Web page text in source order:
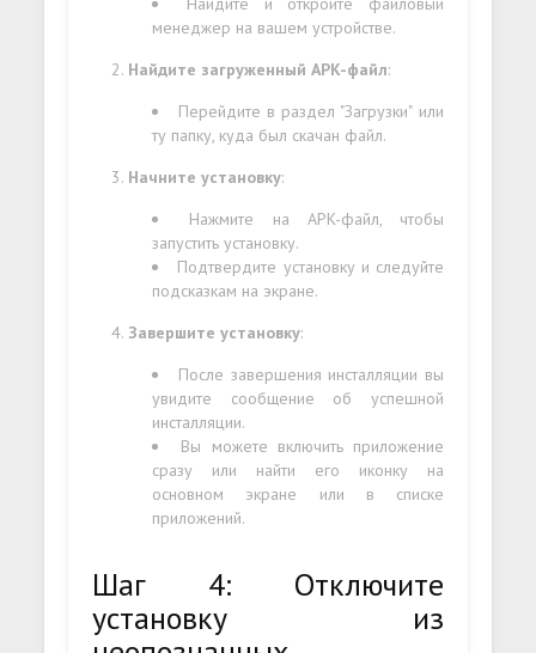
менеджер на вашем устройстве.
Найдите загруженный APK-файл:
Перейдите в раздел "Загрузки" или
ту папку, куда был скачан файл.
Начните установку:
Нажмите на APK-файл, чтобы
запустить установку.
Подтвердите установку и следуйте
подсказкам на экране.
Завершите установку:
После завершения инсталляции вы
увидите сообщение об успешной
инсталляции.
Вы можете включить приложение
сразу или найти его иконку на
основном экране или в списке
приложений.
Шаг 4: Отключите
установку из